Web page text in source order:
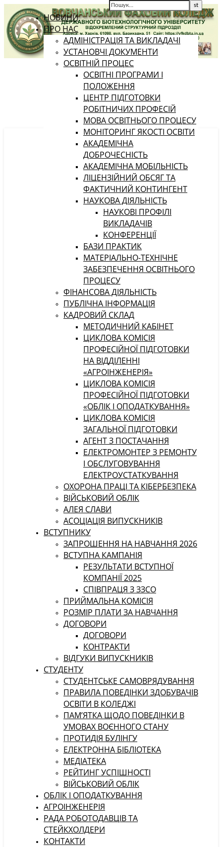
НОВИНИ
ПРО НАС
АДМІНІСТРАЦІЯ ТА ВИКЛАДАЧІ
УСТАНОВЧІ ДОКУМЕНТИ
ОСВІТНІЙ ПРОЦЕС
ОСВІТНІ ПРОГРАМИ І
ПОЛОЖЕННЯ
ЦЕНТР ПІДГОТОВКИ
РОБІТНИЧИХ ПРОФЕСІЙ
МОВА ОСВІТНЬОГО ПРОЦЕСУ
МОНІТОРИНГ ЯКОСТІ ОСВІТИ
АКАДЕМІЧНА
ДОБРОЧЕСНІСТЬ
АКАДЕМІЧНА МОБІЛЬНІСТЬ
ЛІЦЕНЗІЙНИЙ ОБСЯГ ТА
ФАКТИЧНИЙ КОНТИНГЕНТ
НАУКОВА ДІЯЛЬНІСТЬ
НАУКОВІ ПРОФІЛІ
ВИКЛАДАЧІВ
КОНФЕРЕНЦІЇ
БАЗИ ПРАКТИК
МАТЕРІАЛЬНО-ТЕХНІЧНЕ
ЗАБЕЗПЕЧЕННЯ ОСВІТНЬОГО
ПРОЦЕСУ
ФІНАНСОВА ДІЯЛЬНІСТЬ
ПУБЛІЧНА ІНФОРМАЦІЯ
КАДРОВИЙ СКЛАД
МЕТОДИЧНИЙ КАБІНЕТ
ЦИКЛОВА КОМІСІЯ
ПРОФЕСІЙНОЇ ПІДГОТОВКИ
НА ВІДДІЛЕННІ
«АГРОІНЖЕНЕРІЯ»
ЦИКЛОВА КОМІСІЯ
ПРОФЕСІЙНОЇ ПІДГОТОВКИ
«ОБЛІК І ОПОДАТКУВАННЯ»
ЦИКЛОВА КОМІСІЯ
ЗАГАЛЬНОЇ ПІДГОТОВКИ
АГЕНТ З ПОСТАЧАННЯ
ЕЛЕКТРОМОНТЕР З РЕМОНТУ
І ОБСЛУГОВУВАННЯ
ЕЛЕКТРОУСТАТКУВАННЯ
ОХОРОНА ПРАЦІ ТА КІБЕРБЕЗПЕКА
ВІЙСЬКОВИЙ ОБЛІК
АЛЕЯ СЛАВИ
АСОЦІАЦІЯ ВИПУСКНИКІВ
ВСТУПНИКУ
ЗАПРОШЕННЯ НА НАВЧАННЯ 2026
ВСТУПНА КАМПАНІЯ
РЕЗУЛЬТАТИ ВСТУПНОЇ
КОМПАНІЇ 2025
СПІВПРАЦЯ З ЗЗСО
ПРИЙМАЛЬНА КОМІСІЯ
РОЗМІР ПЛАТИ ЗА НАВЧАННЯ
ДОГОВОРИ
ДОГОВОРИ
КОНТРАКТИ
ВІДГУКИ ВИПУСКНИКІВ
СТУДЕНТУ
CТУДЕНТСЬКЕ САМОВРЯДУВАННЯ
ПРАВИЛА ПОВЕДІНКИ ЗДОБУВАЧІВ
ОСВІТИ В КОЛЕДЖІ
ПАМ’ЯТКА ЩОДО ПОВЕДІНКИ В
УМОВАХ ВОЄННОГО СТАНУ
ПРОТИДІЯ БУЛІНГУ
ЕЛЕКТРОННА БІБЛІОТЕКА
МЕДІАТЕКА
РЕЙТИНГ УСПІШНОСТІ
ВІЙСЬКОВИЙ ОБЛІК
ОБЛІК І ОПОДАТКУВАННЯ
АГРОІНЖЕНЕРІЯ
РАДА РОБОТОДАВЦІВ ТА
СТЕЙКХОЛДЕРИ
КОНТАКТИ